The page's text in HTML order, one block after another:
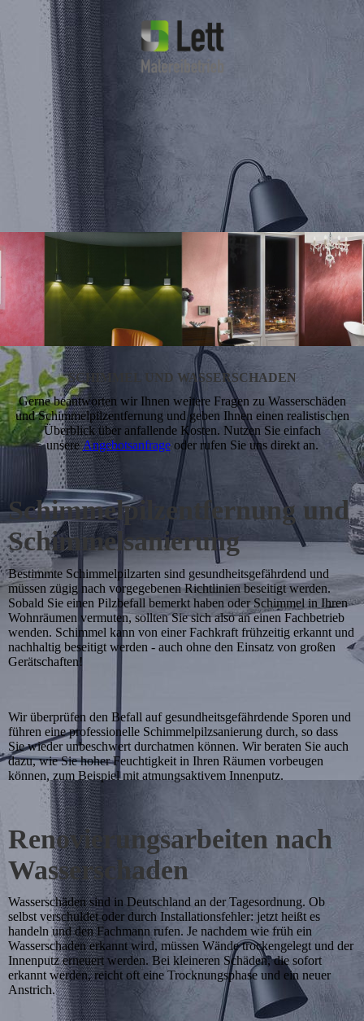
SCHIMMEL UND WASSERSCHADEN
Gerne beantworten wir Ihnen weitere Fragen zu Wasserschäden
und Schimmelpilzentfernung und geben Ihnen einen realistischen
Überblick über anfallende Kosten. Nutzen Sie einfach
unsereAngebotsanfrageoder rufen Sie uns direkt an.
Schimmelpilzentfernung und
Schimmelsanierung
Bestimmte Schimmelpilzarten sind gesundheitsgefährdend und
müssen zügig nach vorgegebenen Richtlinien beseitigt werden.
Sobald Sie einen Pilzbefall bemerkt haben oder Schimmel in Ihren
Wohnräumen vermuten, sollten Sie sich also an einen Fachbetrieb
wenden. Schimmel kann von einer Fachkraft frühzeitig erkannt und
nachhaltig beseitigt werden - auch ohne den Einsatz von großen
Gerätschaften!
Wir überprüfen den Befall auf gesundheitsgefährdende Sporen und
führen eine professionelle Schimmelpilzsanierung durch, so dass
Sie wieder unbeschwert durchatmen können. Wir beraten Sie auch
dazu, wie Sie hoher Feuchtigkeit in Ihren Räumen vorbeugen
können, zum Beispiel mit atmungsaktivem Innenputz.
Renovierungsarbeiten nach
Wasserschaden
Wasserschäden sind in Deutschland an der Tagesordnung. Ob
selbst verschuldet oder durch Installationsfehler: jetzt heißt es
handeln und den Fachmann rufen. Je nachdem wie früh ein
Wasserschaden erkannt wird, müssen Wände trockengelegt und der
Innenputz erneuert werden. Bei kleineren Schäden, die sofort
erkannt werden, reicht oft eine Trocknungsphase und ein neuer
Anstrich.